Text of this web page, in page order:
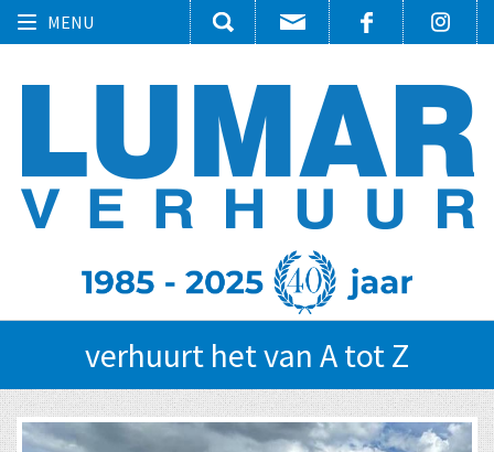
Toggle
MENU
verhuurt het van A tot Z